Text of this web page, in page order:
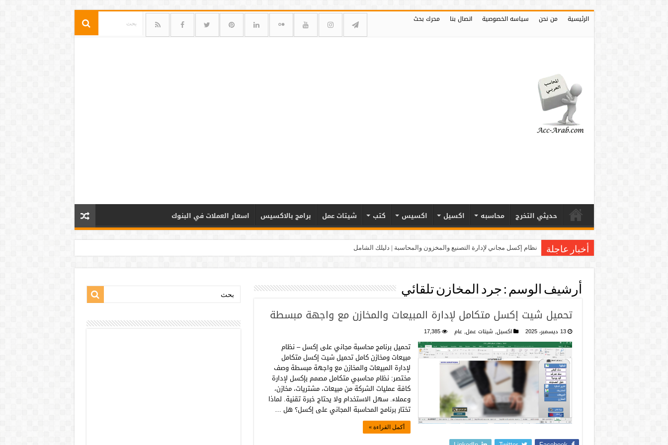
الرئيسية من نحن سياسه الخصوصية اتصال بنا محرك بحث
حديثي التخرج محاسبه اكسيل اكسيس كتب شيتات عمل برامج بالاكسيس اسعار العملات في البنوك
أخبار عاجلة نظام إكسل مجاني لإدارة التصنيع والمخزون والمحاسبة | دليلك الشامل
أرشيف الوسم : جرد المخازن تلقائي
تحميل شيت إكسل متكامل لإدارة المبيعات والمخازن مع واجهة مبسطة
13 ديسمبر، 2025 اكسيل, شيتات عمل,عام 17,385
تحميل برنامج محاسبة مجاني على إكسل – نظام
مبيعات ومخازن كامل تحميل شيت إكسل متكامل
لإدارة المبيعات والمخازن مع واجهة مبسطة وصف
مختصر: نظام محاسبي متكامل مصمم بإكسل لإدارة
كافة عمليات الشركة من مبيعات، مشتريات، مخازن،
وعملاء. سهل الاستخدام ولا يحتاج خبرة تقنية. لماذا
تختار برنامج المحاسبة المجاني على إكسل؟ هل …
أكمل القراءة »
بحث: